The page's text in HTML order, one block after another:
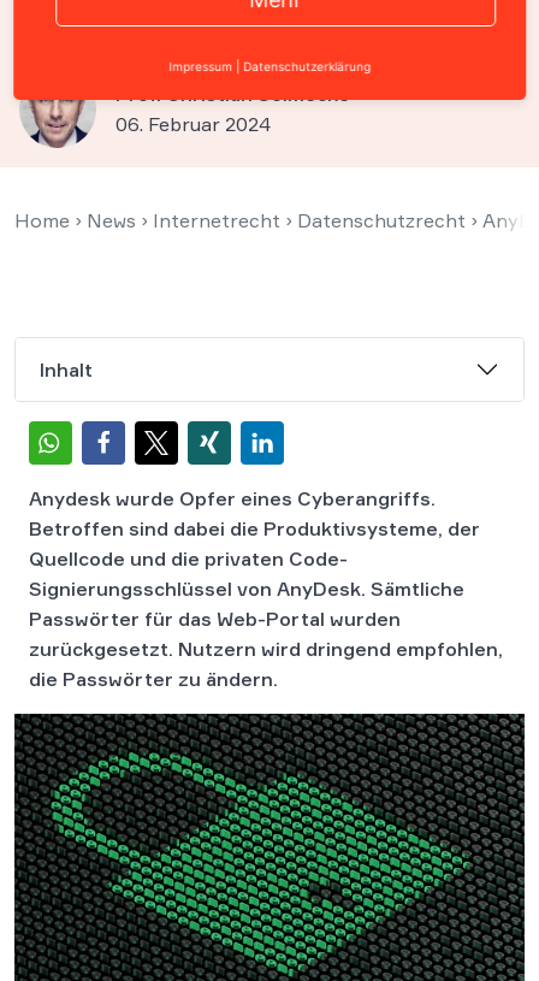
jetzt wissen
Prof. Christian Solmecke
06. Februar 2024
Home › News › Internetrecht › Datenschutzrecht ›
Inhalt
Anydesk wurde Opfer eines Cyberangriffs.
Betroffen sind dabei die Produktivsysteme, der
Quellcode und die privaten Code-
Signierungsschlüssel von AnyDesk. Sämtliche
Passwörter für das Web-Portal wurden
zurückgesetzt. Nutzern wird dringend empfohlen,
die Passwörter zu ändern.
Impressum Datenschutzerklärung